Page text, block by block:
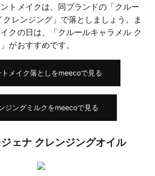
トメイクは、同ブランドの「クルー
レンジング」で落としましょう。ま
クの日は、「クルールキャラメル ク
がおすすめです。
トメイク落としをmeecoで見る
ジングミルクをmeecoで見る
ェナ クレンジングオイル